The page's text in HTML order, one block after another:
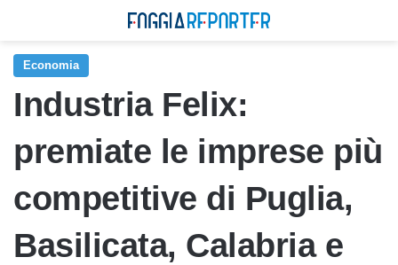
Economia
Industria Felix:
premiate le imprese più
competitive di Puglia,
Basilicata, Calabria e